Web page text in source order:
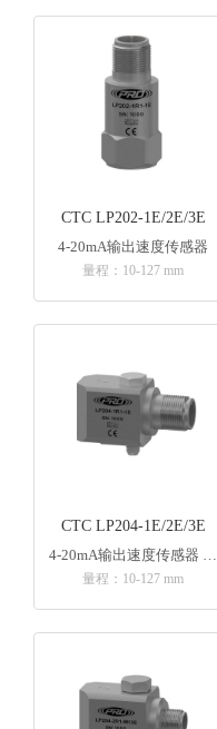
CTC LP202-1E/2E/3E
4-20mA输出速度传感器
量程：10-127 mm
CTC LP204-1E/2E/3E
4-20mA输出速度传感器 侧端出线
量程：10-127 mm